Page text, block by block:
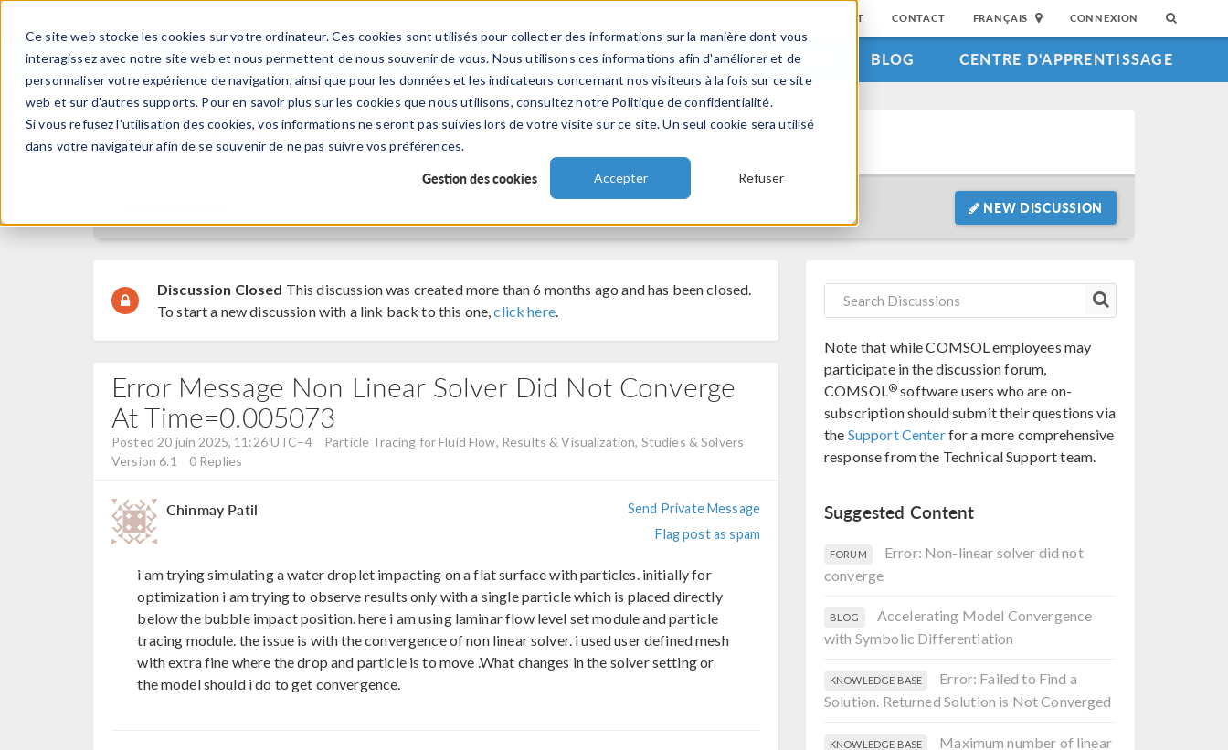
Ce site web stocke les cookies sur votre ordinateur. Ces cookies sont utilisés pour collecter des informations sur la manière dont vous
interagissez avec notre site web et nous permettent de nous souvenir de vous. Nous utilisons ces informations afin d'améliorer et de
personnaliser votre expérience de navigation, ainsi que pour les données et les indicateurs concernant nos visiteurs à la fois sur ce site
web et sur d'autres supports. Pour en savoir plus sur les cookies que nous utilisons, consultez notre Politique de confidentialité.
Si vous refusez l'utilisation des cookies, vos informations ne seront pas suivies lors de votre visite sur ce site. Un seul cookie sera utilisé
dans votre navigateur afin de se souvenir de ne pas suivre vos préférences.
Gestion des cookies Accepter Refuser
SUPPORT CONTACT FRANÇAIS CONNEXION
PRODUITS INDUSTRIES VIDEOS EVENEMENTS BLOG CENTRE D'APPRENTISSAGE
Discussion Forum
NEW DISCUSSION
Discussion Closed This discussion was created more than 6 months ago and has been closed.
To start a new discussion with a link back to this one,click here.
Error Message Non Linear Solver Did Not Converge
At Time=0.005073
Posted 20 juin 2025, 11:26 UTC−4
Particle Tracing for Fluid Flow, Results & Visualization, Studies & Solvers
Version 6.1
0 Replies
Chinmay Patil
Send Private Message
Flag post as spam
i am trying simulating a water droplet impacting on a flat surface with particles. initially for
optimization i am trying to observe results only with a single particle which is placed directly
below the bubble impact position. here i am using laminar flow level set module and particle
tracing module. the issue is with the convergence of non linear solver. i used user defined mesh
with extra fine where the drop and particle is to move .What changes in the solver setting or
the model should i do to get convergence.
Note that while COMSOL employees may
participate in the discussion forum,
COMSOL® software users who are on-
subscription should submit their questions via
the Support Centerfor a more comprehensive
response from the Technical Support team.
Suggested Content
FORUM
Error: Non-linear solver did not
converge
BLOG
Accelerating Model Convergence
with Symbolic Differentiation
KNOWLEDGE BASE
Error: Failed to Find a
Solution. Returned Solution is Not Converged
KNOWLEDGE BASE
Maximum number of linear